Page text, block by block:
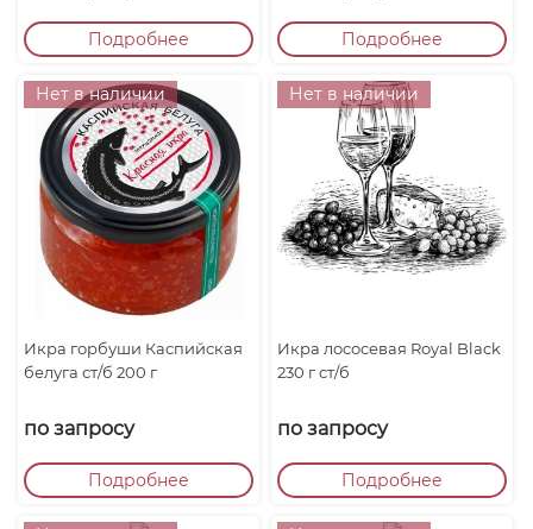
Подробнее Подробнее
Нет в наличии
Икра горбуши Каспийская
белуга ст/б 200 г
по запросу
Подробнее
Нет в наличии
Икра лососевая Royal Black
230 г ст/б
по запросу
Подробнее